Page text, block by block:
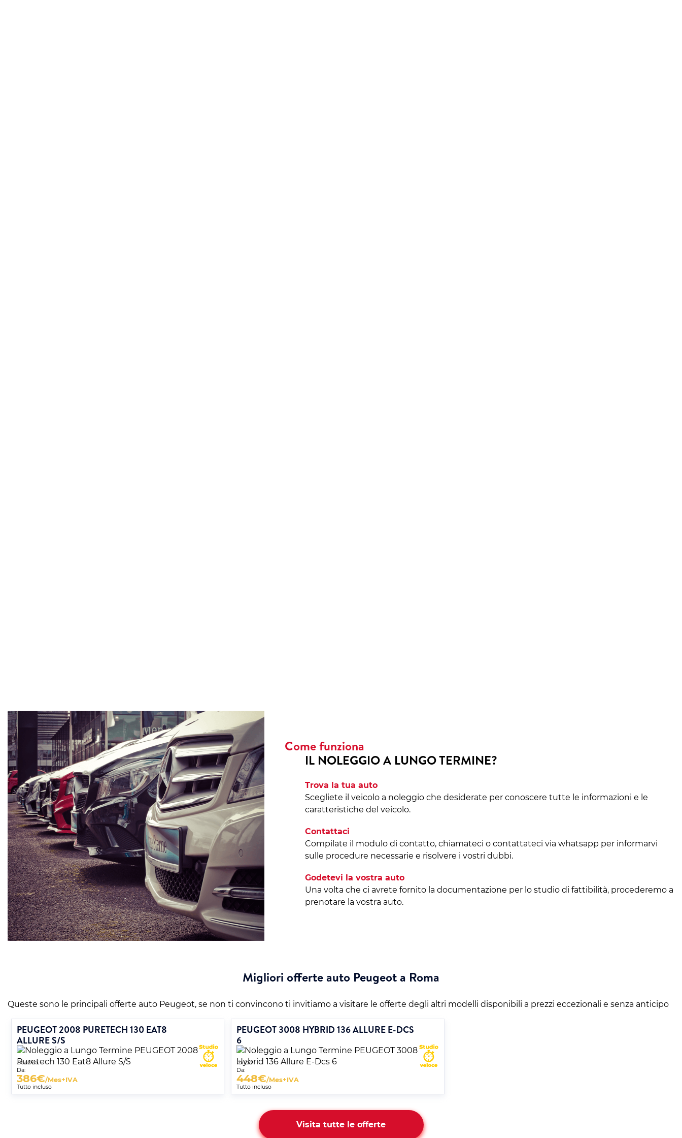
Come funziona
IL NOLEGGIO A LUNGO TERMINE?
Trova la tua auto
Scegliete il veicolo a noleggio che desiderate per conoscere tutte le informazioni e le
caratteristiche del veicolo.
Contattaci
Compilate il modulo di contatto, chiamateci o contattateci via whatsapp per informarvi
sulle procedure necessarie e risolvere i vostri dubbi.
Godetevi la vostra auto
Una volta che ci avrete fornito la documentazione per lo studio di fattibilità, procederemo a
prenotare la vostra auto.
Migliori offerte auto Peugeot a Roma
Queste sono le principali offerte auto Peugeot, se non ti convincono ti invitiamo a visitare le offerte degli altri modelli disponibili a prezzi eccezionali e senza anticipo
PEUGEOT 2008 PURETECH 130 EAT8
ALLURE S/S
Benzina
Da:
386€/Mes+IVA
Tutto incluso
PEUGEOT 3008 HYBRID 136 ALLURE E-DCS
6
Ibrido
Da:
448€/Mes+IVA
Tutto incluso
Visita tutte le offerte